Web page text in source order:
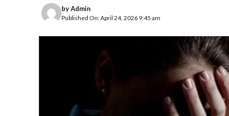
byAdmin
Published On: April 24, 2026 9:45 am